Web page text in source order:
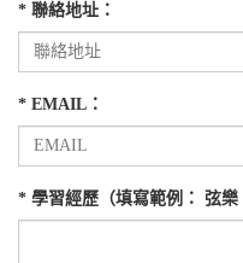
* 聯絡地址：
* EMAIL：
* 學習經歷（填寫範例： 弦樂